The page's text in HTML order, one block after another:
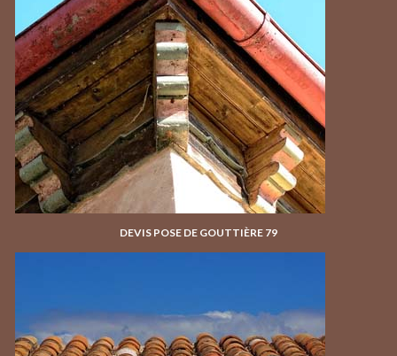
DEVIS POSE DE GOUTTIÈRE 79